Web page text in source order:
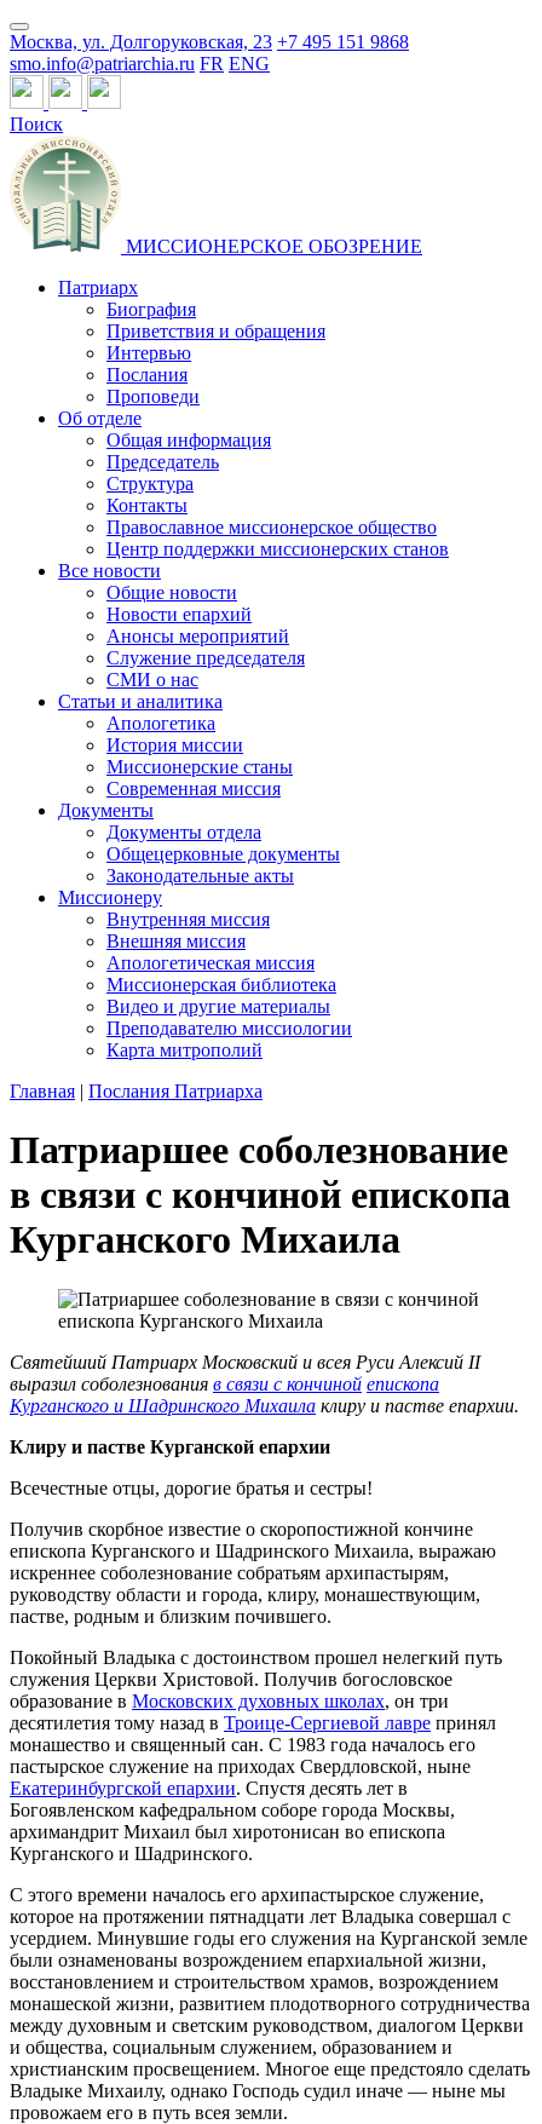
Москва, ул. Долгоруковская, 23 +7 495 151 9868
smo.info@patriarchia.ru FR ENG
Поиск
МИССИОНЕРСКОЕ ОБОЗРЕНИЕ
Патриарх
Биография
Приветствия и обращения
Интервью
Послания
Проповеди
Об отделе
Общая информация
Председатель
Структура
Контакты
Православное миссионерское общество
Центр поддержки миссионерских станов
Все новости
Общие новости
Новости епархий
Анонсы мероприятий
Служение председателя
СМИ о нас
Статьи и аналитика
Апологетика
История миссии
Миссионерские станы
Современная миссия
Документы
Документы отдела
Общецерковные документы
Законодательные акты
Миссионеру
Внутренняя миссия
Внешняя миссия
Апологетическая миссия
Миссионерская библиотека
Видео и другие материалы
Преподавателю миссиологии
Карта митрополий
Главная | Послания Патриарха
Патриаршее соболезнование
в связи с кончиной епископа
Курганского Михаила
Святейший Патриарх Московский и всея Руси Алексий II
выразил соболезнования в связи с кончиной епископа
Курганского и Шадринского Михаила клиру и пастве епархии.
Клиру и пастве Курганской епархии
Всечестные отцы, дорогие братья и сестры!
Получив скорбное известие о скоропостижной кончине
епископа Курганского и Шадринского Михаила, выражаю
искреннее соболезнование собратьям архипастырям,
руководству области и города, клиру, монашествующим,
пастве, родным и близким почившего.
Покойный Владыка с достоинством прошел нелегкий путь
служения Церкви Христовой. Получив богословское
образование в Московских духовных школах, он три
десятилетия тому назад в Троице-Сергиевой лавре принял
монашество и священный сан. С 1983 года началось его
пастырское служение на приходах Свердловской, ныне
Екатеринбургской епархии. Спустя десять лет в
Богоявленском кафедральном соборе города Москвы,
архимандрит Михаил был хиротонисан во епископа
Курганского и Шадринского.
С этого времени началось его архипастырское служение,
которое на протяжении пятнадцати лет Владыка совершал с
усердием. Минувшие годы его служения на Курганской земле
были ознаменованы возрождением епархиальной жизни,
восстановлением и строительством храмов, возрождением
монашеской жизни, развитием плодотворного сотрудничества
между духовным и светским руководством, диалогом Церкви
и общества, социальным служением, образованием и
христианским просвещением. Многое еще предстояло сделать
Владыке Михаилу, однако Господь судил иначе — ныне мы
провожаем его в путь всея земли.